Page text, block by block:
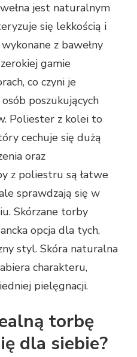
jest naturalnym
się lekkością i
z bawełny
gamie
co czyni je
poszukujących
Poliester z kolei to
cechuje się dużą
oraz
z poliestru są łatwe
sprawdzają się w
Skórzane torby
opcja dla tych,
styl. Skóra naturalna
charakteru,
pielęgnacji.
torbę
dla siebie?